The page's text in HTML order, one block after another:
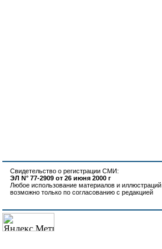
Свидетельство о регистрации СМИ:
ЭЛ N° 77-2909 от 26 июня 2000 г
Любое использование материалов и иллюстраций
возможно только по согласованию с редакцией